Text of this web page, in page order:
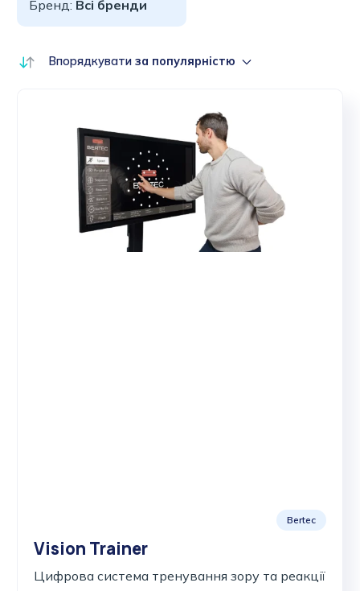
Бренд: Всі бренди
Впорядкувати за популярністю
Bertec
Vision Trainer
Цифрова система тренування зору та реакції